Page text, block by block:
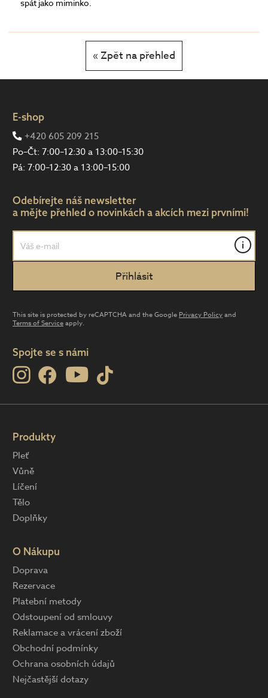
spát jako miminko.
«Zpět na přehled
E-shop
+420 605 209 215
Po–Čt: 7:00–12:30 a 13:00–15:30
Pá: 7:00–12:30 a 13:00–15:00
Odebírejte náš newsletter
a mějte přehled o novinkách a akcích mezi prvními!
i
This site is protected by reCAPTCHA and the Google Privacy Policyand
Terms of Serviceapply.
Spojte se s námi
Produkty
Pleť
Vůně
Líčení
Tělo
Doplňky
O Nákupu
Doprava
Rezervace
Platební metody
Odstoupení od smlouvy
Reklamace a vrácení zboží
Obchodní podmínky
Ochrana osobních údajů
Nejčastější dotazy